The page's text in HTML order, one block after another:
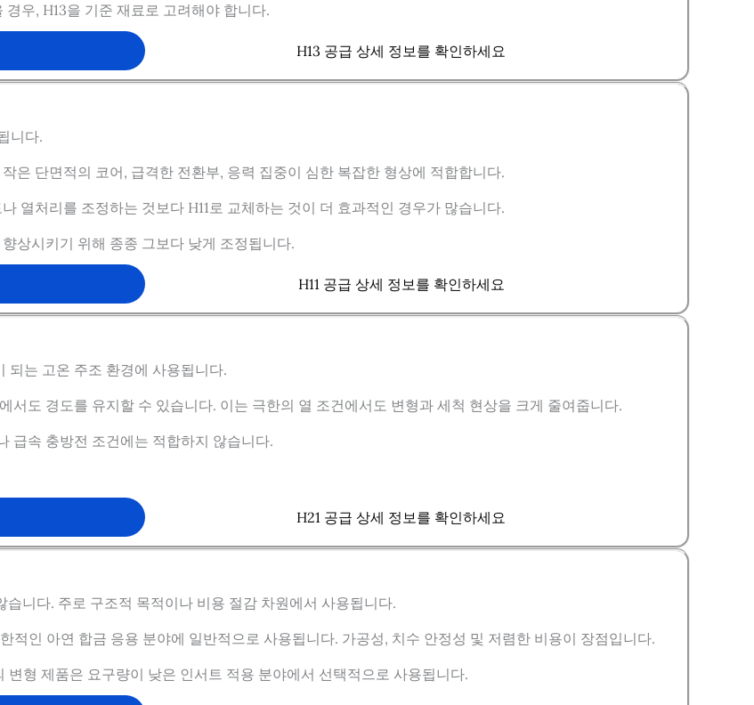
우, H13을 기준 재료로 고려해야 합니다.
H13 공급 상세 정보를 확인하세요
니다.
은 단면적의 코어, 급격한 전환부, 응력 집중이 심한 복잡한 형상에 적합합니다.
열처리를 조정하는 것보다 H11로 교체하는 것이 더 효과적인 경우가 많습니다.
상시키기 위해 종종 그보다 낮게 조정됩니다.
H11 공급 상세 정보를 확인하세요
되는 고온 주조 환경에 사용됩니다.
서도 경도를 유지할 수 있습니다. 이는 극한의 열 조건에서도 변형과 세척 현상을 크게 줄여줍니다.
급속 충방전 조건에는 적합하지 않습니다.
H21 공급 상세 정보를 확인하세요
니다. 주로 구조적 목적이나 비용 절감 차원에서 사용됩니다.
적인 아연 합금 응용 분야에 일반적으로 사용됩니다. 가공성, 치수 안정성 및 저렴한 비용이 장점입니다.
형 제품은 요구량이 낮은 인서트 적용 분야에서 선택적으로 사용됩니다.